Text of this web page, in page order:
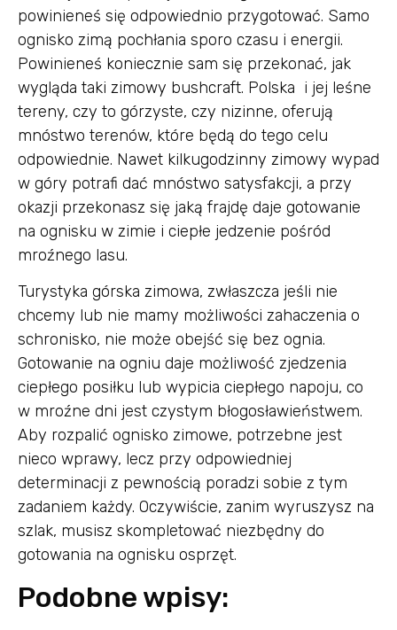
powinieneś się odpowiednio przygotować. Samo
ognisko zimą pochłania sporo czasu i energii.
Powinieneś koniecznie sam się przekonać, jak
wygląda taki zimowy bushcraft. Polska i jej leśne
tereny, czy to górzyste, czy nizinne, oferują
mnóstwo terenów, które będą do tego celu
odpowiednie. Nawet kilkugodzinny zimowy wypad
w góry potrafi dać mnóstwo satysfakcji, a przy
okazji przekonasz się jaką frajdę daje gotowanie
na ognisku w zimie i ciepłe jedzenie pośród
mroźnego lasu.
Turystyka górska zimowa, zwłaszcza jeśli nie
chcemy lub nie mamy możliwości zahaczenia o
schronisko, nie może obejść się bez ognia.
Gotowanie na ogniu daje możliwość zjedzenia
ciepłego posiłku lub wypicia ciepłego napoju, co
w mroźne dni jest czystym błogosławieństwem.
Aby rozpalić ognisko zimowe, potrzebne jest
nieco wprawy, lecz przy odpowiedniej
determinacji z pewnością poradzi sobie z tym
zadaniem każdy. Oczywiście, zanim wyruszysz na
szlak, musisz skompletować niezbędny do
gotowania na ognisku osprzęt.
Podobne wpisy: